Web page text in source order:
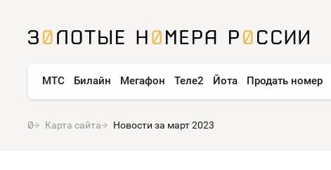
МТС Билайн Мегафон Теле2 Йота Продать номер
Карта сайта Новости за март 2023